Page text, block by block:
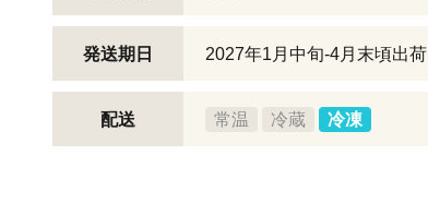
発送期日 2027年1月中旬-4月末頃出荷
配送 常温 冷蔵 冷凍